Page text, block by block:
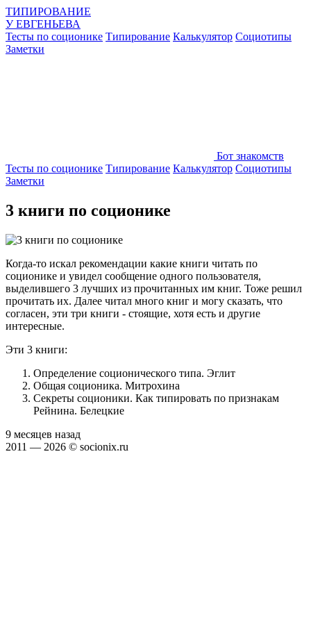
ТИПИРОВАНИЕ
УЕВГЕНЬЕВА
Тесты по соционике Типирование Калькулятор Социотипы
Заметки
Бот знакомств
Тесты по соционике Типирование Калькулятор Социотипы
Заметки
3 книги по соционике
Когда-то искал рекомендации какие книги читать по
соционике и увидел сообщение одного пользователя,
выделившего 3 лучших из прочитанных им книг. Тоже решил
прочитать их. Далее читал много книг и могу сказать, что
согласен, эти три книги - стоящие, хотя есть и другие
интересные.
Эти 3 книги:
Определение соционического типа. Эглит
Общая соционика. Митрохина
Секреты соционики. Как типировать по признакам
Рейнина. Белецкие
9 месяцев назад
2011 — 2026 © socionix.ru